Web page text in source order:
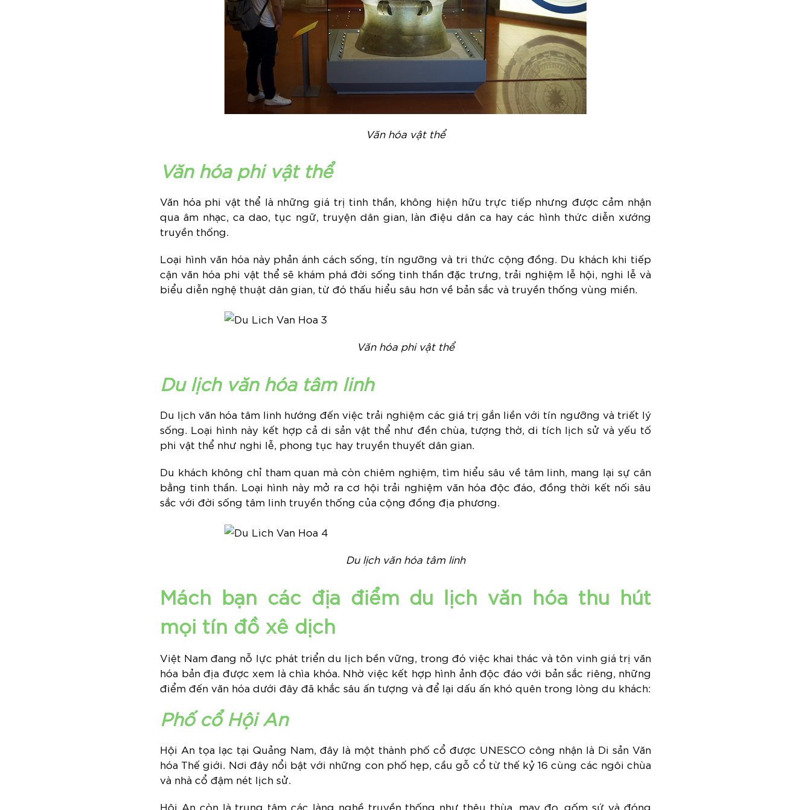
Văn hóa vật thể
Văn hóa phi vật thể
Văn hóa phi vật thể là những giá trị tinh thần, không hiện hữu trực tiếp nhưng được cảm nhận
qua âm nhạc, ca dao, tục ngữ, truyện dân gian, làn điệu dân ca hay các hình thức diễn xướng
truyền thống.
Loại hình văn hóa này phản ánh cách sống, tín ngưỡng và tri thức cộng đồng. Du khách khi tiếp
cận văn hóa phi vật thể sẽ khám phá đời sống tinh thần đặc trưng, trải nghiệm lễ hội, nghi lễ và
biểu diễn nghệ thuật dân gian, từ đó thấu hiểu sâu hơn về bản sắc và truyền thống vùng miền.
Văn hóa phi vật thể
Du lịch văn hóa tâm linh
Du lịch văn hóa tâm linh hướng đến việc trải nghiệm các giá trị gắn liền với tín ngưỡng và triết lý
sống. Loại hình này kết hợp cả di sản vật thể như đền chùa, tượng thờ, di tích lịch sử và yếu tố
phi vật thể như nghi lễ, phong tục hay truyền thuyết dân gian.
Du khách không chỉ tham quan mà còn chiêm nghiệm, tìm hiểu sâu về tâm linh, mang lại sự cân
bằng tinh thần. Loại hình này mở ra cơ hội trải nghiệm văn hóa độc đáo, đồng thời kết nối sâu
sắc với đời sống tâm linh truyền thống của cộng đồng địa phương.
Du lịch văn hóa tâm linh
Mách bạn các địa điểm du lịch văn hóa thu hút
mọi tín đồ xê dịch
Việt Nam đang nỗ lực phát triển du lịch bền vững, trong đó việc khai thác và tôn vinh giá trị văn
hóa bản địa được xem là chìa khóa. Nhờ việc kết hợp hình ảnh độc đáo với bản sắc riêng, những
điểm đến văn hóa dưới đây đã khắc sâu ấn tượng và để lại dấu ấn khó quên trong lòng du khách:
Phố cổ Hội An
Hội An tọa lạc tại Quảng Nam, đây là một thành phố cổ được UNESCO công nhận là Di sản Văn
hóa Thế giới. Nơi đây nổi bật với những con phố hẹp, cầu gỗ cổ từ thế kỷ 16 cùng các ngôi chùa
và nhà cổ đậm nét lịch sử.
Hội An còn là trung tâm các làng nghề truyền thống như thêu thùa, may đo, gốm sứ và đóng